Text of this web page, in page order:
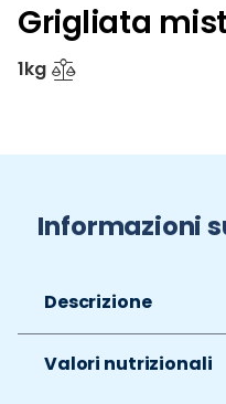
Grigliata
1kg
Informazioni
Descrizione
Valori nutrizionali